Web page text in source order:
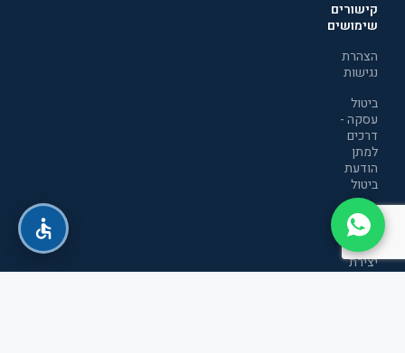
קישורים
שימושים
הצהרת
נגישות
ביטול
עסקה -
דרכים
למתן
הודעת
ביטול
מדיניות
הפרטיות
יצירת